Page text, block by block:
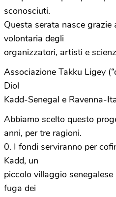
sconosciuti.
Questa serata nasce grazie
volontaria degli
organizzatori, artisti e
Associazione Takku Ligey
Diol
Kadd-Senegal e Ravenna-
Abbiamo scelto questo
anni, per tre ragioni.
0. I fondi serviranno per
Kadd, un
piccolo villaggio
fuga dei